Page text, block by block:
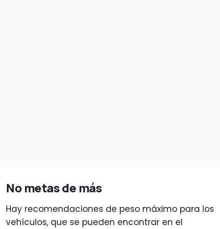
No metas de más
Hay recomendaciones de peso máximo para los
vehículos, que se pueden encontrar en el